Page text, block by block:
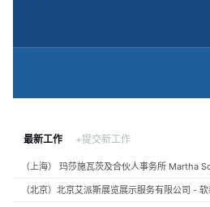
最新工作 +提交新工作
（北京）北京艾派斯展览展示服务有限公司 -